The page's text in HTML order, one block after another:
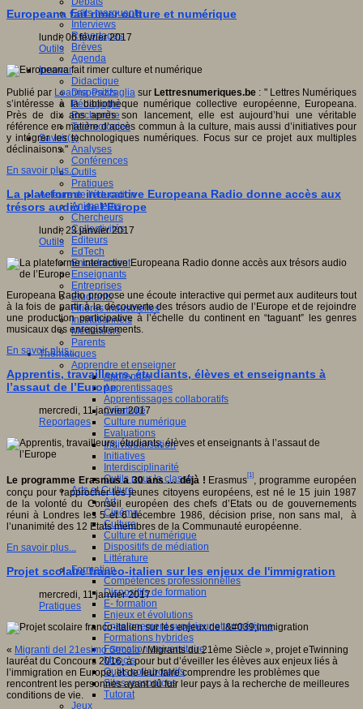
Faits marquants
Interviews
Reportages
Brèves
Agenda
Innover
Didactique
Dispositifs
Pédagogie
Recherche
Technologies
Savoir(s)
Analyses
Conférences
Outils
Pratiques
Acteurs de l'éducation
Animateurs
Chercheurs
Collectivités
Editeurs
EdTech
Encadrement
Enseignants
Entreprises
Etudiants
Filières industrielles
Institutionnels
Médiateurs
Parents
Thématiques
Apprendre et enseigner
Apprendre
Apprentissages
Apprentissages collaboratifs
Créativité
Culture numérique
Evaluations
Individualisation
Initiatives
Interdisciplinarité
Outils pour la classe
Arts et Culture
Art
Cinéma
Culture
Culture et numérique
Dispositifs de médiation
Littérature
Formation
Compétences professionnelles
Dispositifs de formation
E- formation
Enjeux et évolutions
Enseignement supérieur et numérique
Formations hybrides
Formation universitaire
Mooc’s
Outils collaboratifs
Sites ressources
Tutorat
Jeux
Europeana fait rimer culture et numérique
lundi, 06 février 2017
Outils
Publié par Loanna Pazzagliasur Lettresnumeriques.be : " Lettres Numériques
s’intéresse à la bibliothèque numérique collective européenne, Europeana.
Près de dix ans après son lancement, elle est aujourd’hui une véritable
référence en matière d’accès commun à la culture, mais aussi d’initiatives pour
y intégrer les technologiques numériques. Focus sur ce projet aux multiples
déclinaisons."
En savoir plus...
La plateforme interactive Europeana Radio donne accès aux
trésors audio de l’Europe
lundi, 23 janvier 2017
Outils
Europeana Radio propose une écoute interactive qui permet aux auditeurs tout
à la fois de partir à la découverte des trésors audio de l’Europe et de rejoindre
une production participative à l’échelle du continent en “taguant” les genres
musicaux des enregistrements.
En savoir plus...
Apprentis, travailleurs, étudiants, élèves et enseignants à
l’assaut de l’Europe
mercredi, 11 janvier 2017
Reportages
Le programme Erasmus a 30 ans … déjà ! Erasmus
[1]
, programme européen
conçu pour rapprocher les jeunes citoyens européens, est né le 15 juin 1987
de la volonté du Conseil européen des chefs d’Etats ou de gouvernements
réuni à Londres les 5 et 6 décembre 1986, décision prise, non sans mal, à
l’unanimité des 12 Etats membres de la Communauté européenne.
En savoir plus...
Projet scolaire franco-italien sur les enjeux de l'immigration
mercredi, 11 janvier 2017
Pratiques
« Migranti del 21esimo Secolo/ Migrants du 21ème Siècle », projet eTwinning
lauréat du Concours 2016, a pour but d’éveiller les élèves aux enjeux liés à
l’immigration en Europe, et de leur faire comprendre les problèmes que
rencontrent les personnes ayant dû fuir leur pays à la recherche de meilleures
conditions de vie.